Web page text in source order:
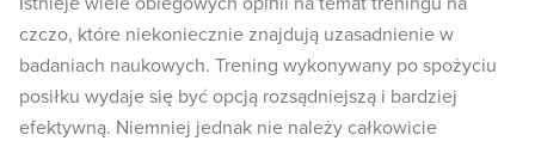
czczo, które niekoniecznie znajdują uzasadnienie w
badaniach naukowych. Trening wykonywany po spożyciu
posiłku wydaje się być opcją rozsądniejszą i bardziej
efektywną. Niemniej jednak nie należy całkowicie